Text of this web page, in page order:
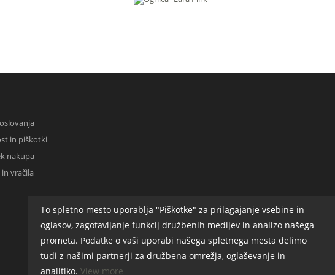
in piškotki
nakupa
vračila
To spletno mesto uporablja "Piškotke" za prilagajanje vsebine in
oglasov, zagotavljanje funkcij družbenih medijev in analizo našega
prometa. Podatke o vaši uporabi našega spletnega mesta delimo
tudi z našimi partnerji za družbena omrežja, oglaševanje in
analitiko. View more